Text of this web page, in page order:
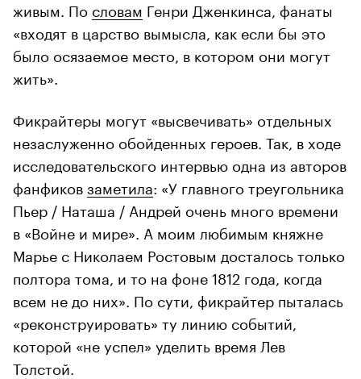
живым. По словам Генри Дженкинса, фанаты
«входят в царство вымысла, как если бы это
было осязаемое место, в котором они могут
жить».
Фикрайтеры могут «высвечивать» отдельных
незаслуженно обойденных героев. Так, в ходе
исследовательского интервью одна из авторов
фанфиковзаметила: «У главного треугольника
Пьер / Наташа / Андрей очень много времени
в «Войне и мире». А моим любимым княжне
Марье с Николаем Ростовым досталось только
полтора тома, и то на фоне 1812 года, когда
всем не до них». По сути, фикрайтер пыталась
«реконструировать» ту линию событий,
которой «не успел» уделить время Лев
Толстой.